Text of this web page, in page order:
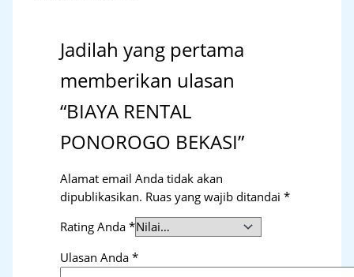
Jadilah yang pertama
memberikan ulasan
“BIAYA RENTAL
PONOROGO BEKASI”
Alamat email Anda tidak akan
dipublikasikan. Ruas yang wajib ditandai*
Rating Anda*
Ulasan Anda*